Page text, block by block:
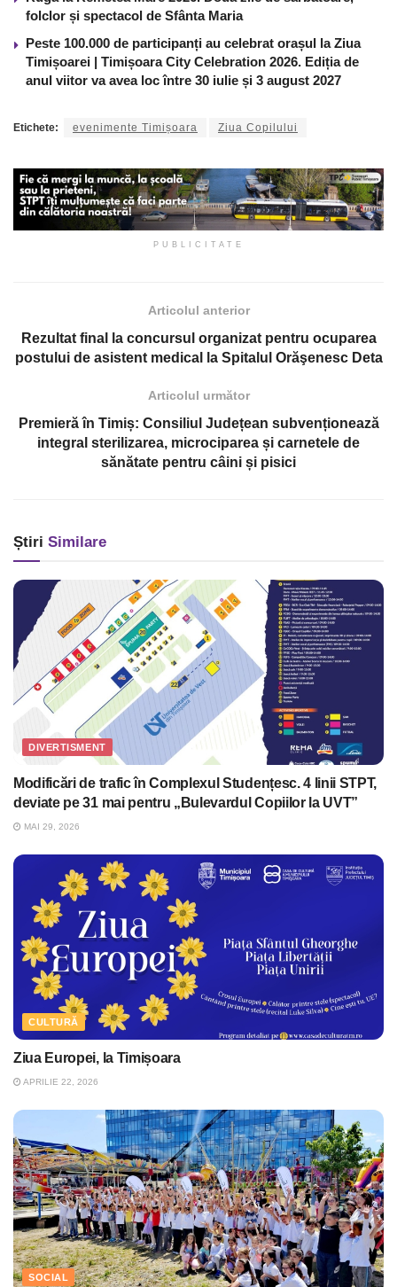
folclor și spectacol de Sfânta Maria
Peste 100.000 de participanți au celebrat orașul la Ziua
Timișoarei | Timișoara City Celebration 2026. Ediția de
anul viitor va avea loc între 30 iulie și 3 august 2027
Etichete: evenimente Timișoara Ziua Copilului
PUBLICITATE
Articolul anterior
Rezultat final la concursul organizat pentru ocuparea
postului de asistent medical la Spitalul Orăşenesc Deta
Articolul următor
Premieră în Timiș: Consiliul Județean subvenționează
integral sterilizarea, microciparea și carnetele de
sănătate pentru câini și pisici
Știri Similare
DIVERTISMENT
Modificări de trafic în Complexul Studențesc. 4 linii STPT,
deviate pe 31 mai pentru „Bulevardul Copiilor la UVT”
MAI 29, 2026
CULTURĂ
Ziua Europei, la Timișoara
APRILIE 22, 2026
SOCIAL